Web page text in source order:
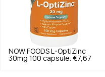
NOW FOODS
L-OptiZinc
30mg 100 capsule. €7,67